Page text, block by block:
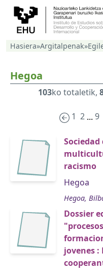
Hasiera»Argitalpenak»
Hegoa
103ko totaletik,
1 2 ... 9
racismo
Hegoa
Hegoa,
Dossier
jovenes :